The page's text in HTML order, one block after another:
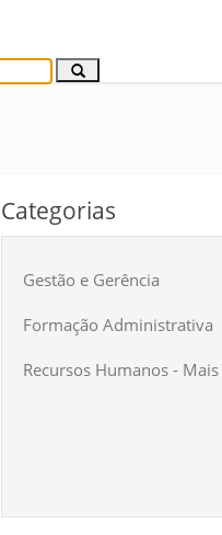
Categorias
Gestão e Gerência
Formação Administrativa
Recursos Humanos - Mais